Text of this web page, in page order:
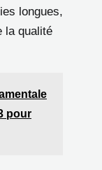
longues,
la qualité
pour